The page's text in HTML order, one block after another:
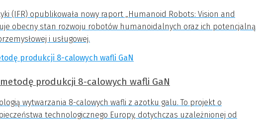
(IFR) opublikowała nowy raport „Humanoid Robots: Vision and
obecny stan rozwoju robotów humanoidalnych oraz ich potencjalną
i usługowej.
produkcji 8-calowych wafli GaN
wytwarzania 8-calowych wafli z azotku galu. To projekt o
technologicznego Europy, dotychczas uzależnionej od